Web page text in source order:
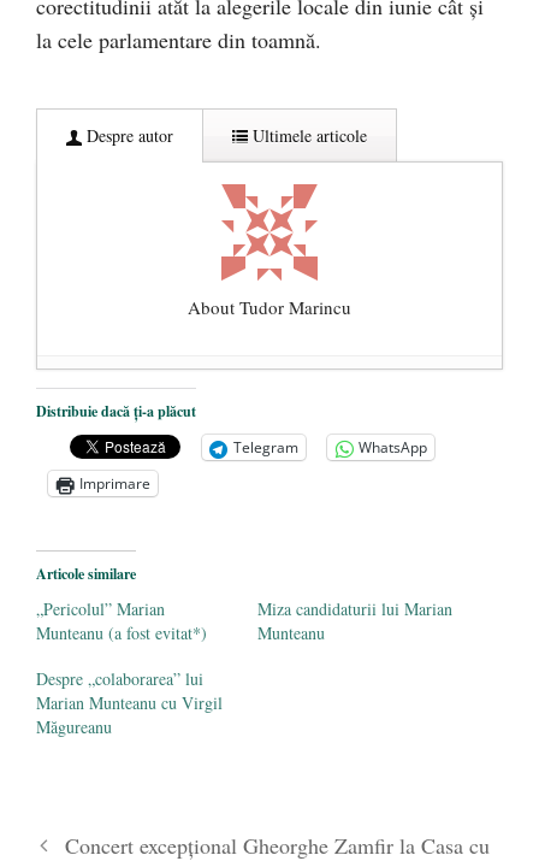
corectitudinii atăt la alegerile locale din iunie cât și
la cele parlamentare din toamnă.
Despre autor Ultimele articole
About Tudor Marincu
De ce propaganda LGBT nu-și are locul în
unitățile de învățământ
- 17 iunie 2020
Anarhia din SUA e opera stângii radicale
2 iunie 2020
are prea puțin a face cu informarea
mai 2020
Distribuie dacă ți-a plăcut
Telegram
WhatsApp
Imprimare
Articole similare
„Pericolul” Marian
Munteanu (a fost evitat*)
Miza candidaturii lui Marian
Munteanu
Despre „colaborarea” lui
Marian Munteanu cu Virgil
Măgureanu
Concert excepțional Gheorghe Zamfir la Casa cu